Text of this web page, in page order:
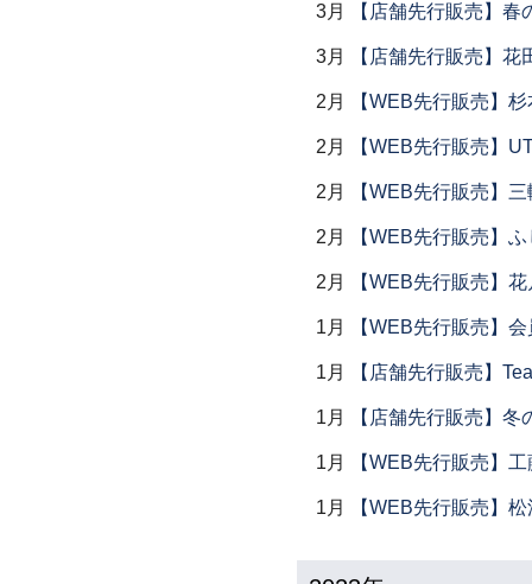
3月 【店舗先行販売】春
3月 【店舗先行販売】
2月 【WEB先行販売】
2月 【WEB先行販売】
2月 【WEB先行販売】
2月 【WEB先行販売】
2月 【WEB先行販売】
1月 【WEB先行販売】
1月 【店舗先行販売】
1月 【店舗先行販売】冬
1月 【WEB先行販売】
1月 【WEB先行販売】